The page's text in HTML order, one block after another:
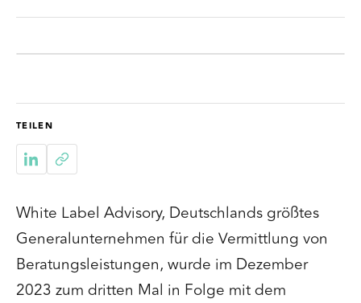
TEILEN
White Label Advisory, Deutschlands größtes
Generalunternehmen für die Vermittlung von
Beratungsleistungen, wurde im Dezember
2023 zum dritten Mal in Folge mit dem